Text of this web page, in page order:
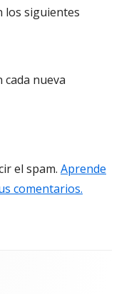
los siguientes
nueva
el spam. Aprende
comentarios.